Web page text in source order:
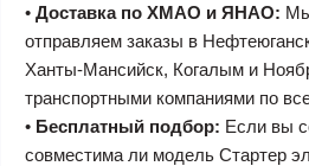
• Доставка по ХМАО и ЯНАО:
отправляем заказы в
Ханты-Мансийск, Когалым и
транспортными компаниями по
• Бесплатный подбор: Если вы
совместима ли модель Стартер